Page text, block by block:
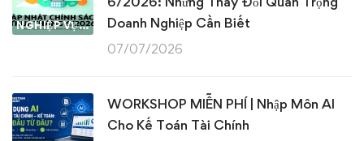
NGHIỆP VỤ KẾ TOÁN & THUẾ
Doanh Nghiệp Cần Biết
07/07/2026
WORKSHOP MIỄN PHÍ | Nhập Môn AI
Cho Kế Toán Tài Chính